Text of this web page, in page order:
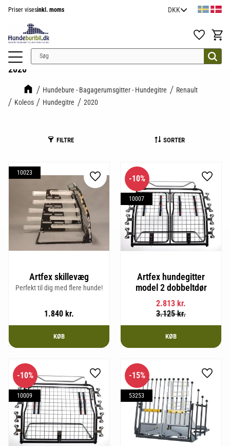
Priser visesinkl. moms
Favoritter
2020
Hundebure - Bagagerumsgitter - Hundegitre
Renault
Koleos
Hundegitre 2020
FILTRE SORTER
Artfex skillevæg
Perfekt til dig med flere hunde!
1.840 kr.
10023
Gem som favorit
KØB
Artfex hundegitter
model 2 dobbeltdør
2.813 kr.
3.125kr.
10%
10007
Gem
KØB
10%
10009
Gem som favorit
15%
53253
Gem